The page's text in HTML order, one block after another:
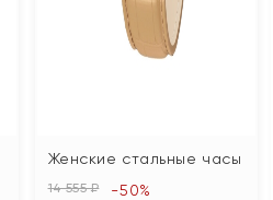
Женские стальные часы
14 555 ₽ -50%